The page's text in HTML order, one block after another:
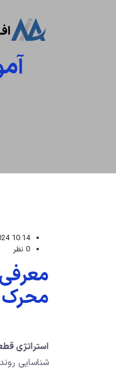
10:14 09/07/2024 -
0 نظر
استراتژی
شناسایی